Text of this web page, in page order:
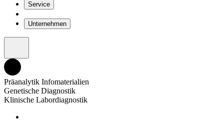
Service
Unternehmen
Präanalytik Infomaterialien
Genetische Diagnostik
Klinische Labordiagnostik